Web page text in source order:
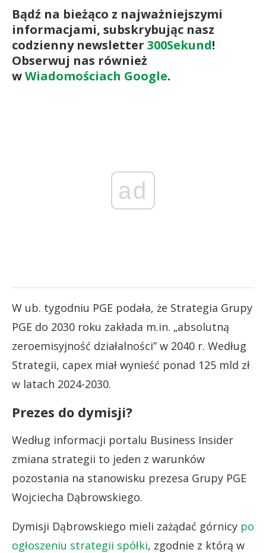
Bądź na bieżąco z najważniejszymi
informacjami, subskrybując nasz
codzienny newsletter 300Sekund!
Obserwuj nas również
wWiadomościach Google.
ad
W ub. tygodniu PGE podała, że Strategia Grupy
PGE do 2030 roku zakłada m.in. „absolutną
zeroemisyjność działalności” w 2040 r. Według
Strategii, capex miał wynieść ponad 125 mld zł
w latach 2024-2030.
Prezes do dymisji?
Według informacji portalu Business Insider
zmiana strategii to jeden z warunków
pozostania na stanowisku prezesa Grupy PGE
Wojciecha Dąbrowskiego.
Dymisji Dąbrowskiego mieli zażądać górnicy po
ogłoszeniu strategii spółki, zgodnie z którą w